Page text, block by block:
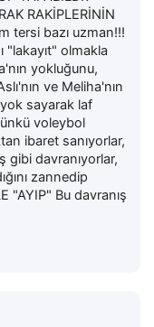
RAKİPLERİNİN
tersi bazı uzman!!!
"lakayıt" olmakla
yokluğunu,
ve Meliha'nın
yok sayarak laf
voleybol
ibaret sanıyorlar,
gibi davranıyorlar,
zannedip
"AYIP" Bu davranış